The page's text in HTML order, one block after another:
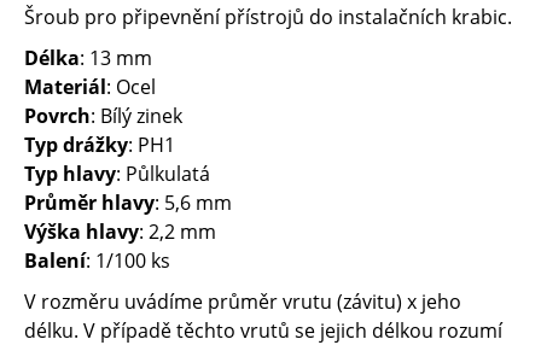
Šroub pro připevnění přístrojů do instalačních krabic.
Délka: 13 mm
Materiál: Ocel
Povrch: Bílý zinek
Typ drážky: PH1
Typ hlavy: Půlkulatá
Průměr hlavy: 5,6 mm
Výška hlavy: 2,2 mm
Balení: 1/100 ks
V rozměru uvádíme průměr vrutu (závitu) x jeho
délku. V případě těchto vrutů se jejich délkou rozumí